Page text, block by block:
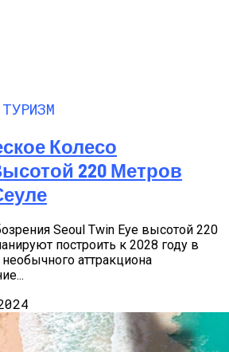
Колесо
220 Метров
Seoul Twin Eye высотой 220
построить к 2028 году в
аттракциона